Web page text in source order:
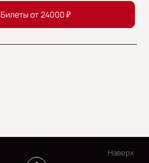
Билеты от24000₽
Наверх